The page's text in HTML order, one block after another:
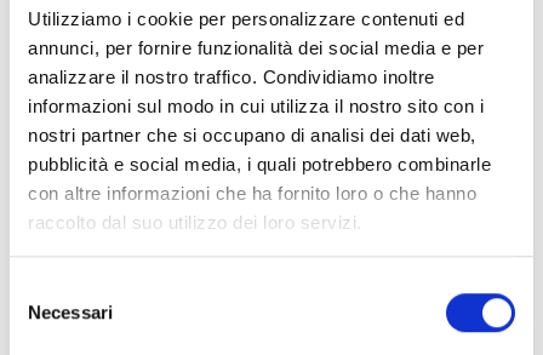
Utilizziamo i cookie per personalizzare contenuti ed
annunci, per fornire funzionalità dei social media e per
analizzare il nostro traffico. Condividiamo inoltre
informazioni sul modo in cui utilizza il nostro sito con i
nostri partner che si occupano di analisi dei dati web,
pubblicità e social media, i quali potrebbero combinarle
con altre informazioni che ha fornito loro o che hanno
raccolto dal suo utilizzo dei loro servizi.
delNecessari
I beneficiari della linea di finanziamento sono gli
imprenditori apistici.
Tali soggetti devono, inoltre, essere in possesso dei
seguentirequisiti:
essere imprenditori agricoli ai sensi dell’art. 2135 del
codice civile;
essere titolare di P.IVA;
iscrizione nell’Anagrafe del Settore Primario;
(Consistenza verificata, su dati scaricati dalla BDN al 31
gennaio 2025, inerente le registrazioni avvenute dal 01